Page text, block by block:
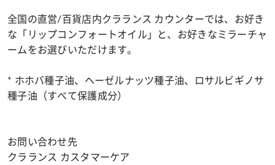
全国の直営/百貨店内クラランス カウンターでは、お好き
な「リップコンフォートオイル」と、お好きなミラーチャ
ームをお選びいただけます。
* ホホバ種子油、ヘーゼルナッツ種子油、ロサルビギノサ
種子油（すべて保護成分）
お問い合わせ先
クラランス カスタマーケア